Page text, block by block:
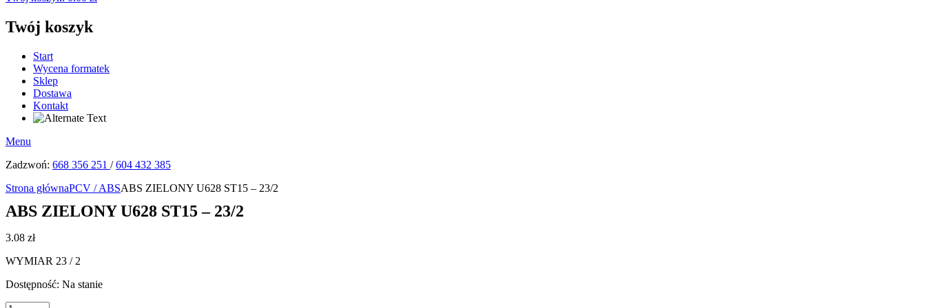
Twój koszyk
Start
Wycena formatek
Sklep
Dostawa
Kontakt
Menu
Zadzwoń: 668 356 251 /604 432 385
Strona głównaPCV / ABSABS ZIELONY U628 ST15 – 23/2
ABS ZIELONY U628 ST15 – 23/2
3.08 zł
WYMIAR 23 / 2
Dostępność: Na stanie